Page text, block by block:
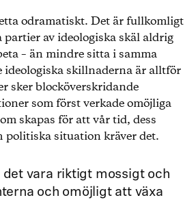
odramatiskt. Det är fullkomligt
av ideologiska skäl aldrig
– än mindre sitta i samma
ideologiska skillnaderna är alltför
sker blocköverskridande
som först verkade omöjliga
skapas för att vår tid, dess
situation kräver det.
det vara riktigt mossigt och
och omöjligt att växa